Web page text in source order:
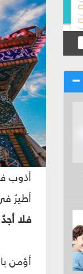
أذوب
أطيرُ
فلا
أؤمن